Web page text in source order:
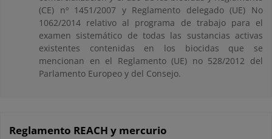
(CE) nº 1451/2007 y Reglamento delegado (UE) No
1062/2014 relativo al programa de trabajo para el
examen sistemático de todas las sustancias activas
existentes contenidas en los biocidas que se
mencionan en el Reglamento (UE) no 528/2012 del
Parlamento Europeo y del Consejo.
Reglamento REACH y mercurio